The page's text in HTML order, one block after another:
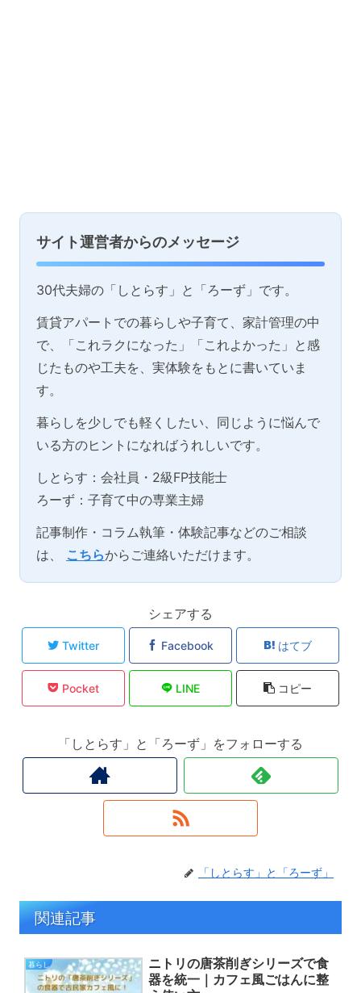
サイト運営者からのメッセージ
30代夫婦の「しとらす」と「ろーず」です。
賃貸アパートでの暮らしや子育て、家計管理の中
で、「これラクになった」「これよかった」と感
じたものや工夫を、実体験をもとに書いていま
す。
暮らしを少しでも軽くしたい、同じように悩んで
いる方のヒントになればうれしいです。
しとらす：会社員・2級FP技能士
ろーず：子育て中の専業主婦
記事制作・コラム執筆・体験記事などのご相談
は、 こちらからご連絡いただけます。
シェアする
Twitter Facebook はてブ
Pocket LINE コピー
「しとらす」と「ろーず」をフォローする
「しとらす」と「ろーず」
関連記事
暮らし
ニトリの唐茶削ぎシリーズで食
器を統一｜カフェ風ごはんに整